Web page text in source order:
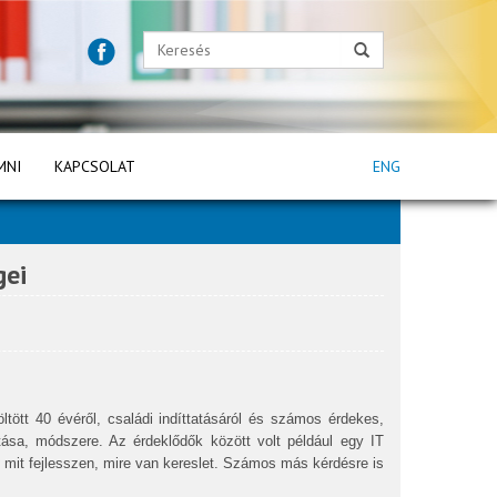
KAPCSOLAT ENG
40 évéről, családi indíttatásáról és számos érdekes,
módszere. Az érdeklődők között volt például egy IT
fejlesszen, mire van kereslet. Számos más kérdésre is